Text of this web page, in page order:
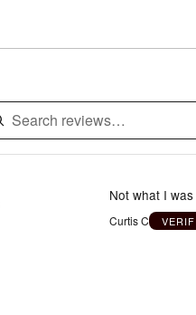
Not what I
Curtis C